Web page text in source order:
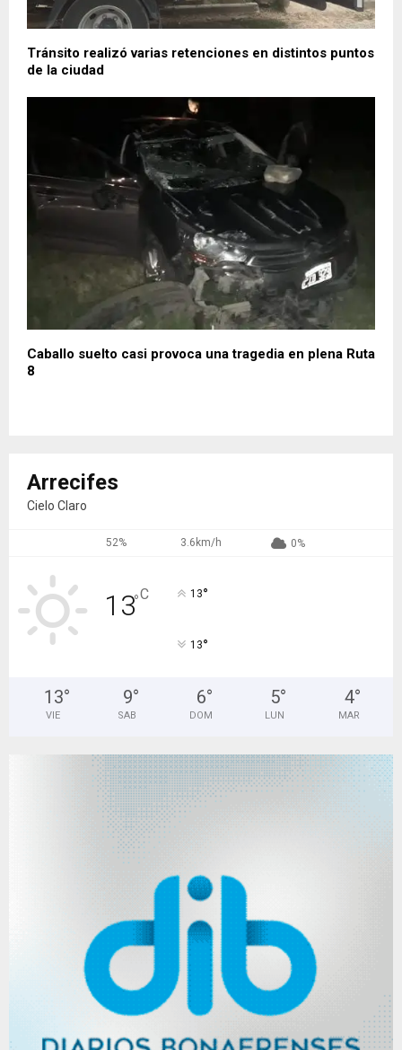
Tránsito realizó varias retenciones en distintos puntos
de la ciudad
Caballo suelto casi provoca una tragedia en plena Ruta
8
Arrecifes
Cielo Claro
52% 3.6km/h 0%
13°C 13°
13°
13°
VIE
9°
SAB
6°
DOM
5°
LUN
4°
MAR